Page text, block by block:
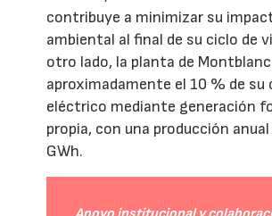
contribuye a minimizar su
ambiental al final de su ciclo de
otro lado, la planta de
aproximadamente el 10 % de su
eléctrico mediante generación
propia, con una producción anual
GWh.